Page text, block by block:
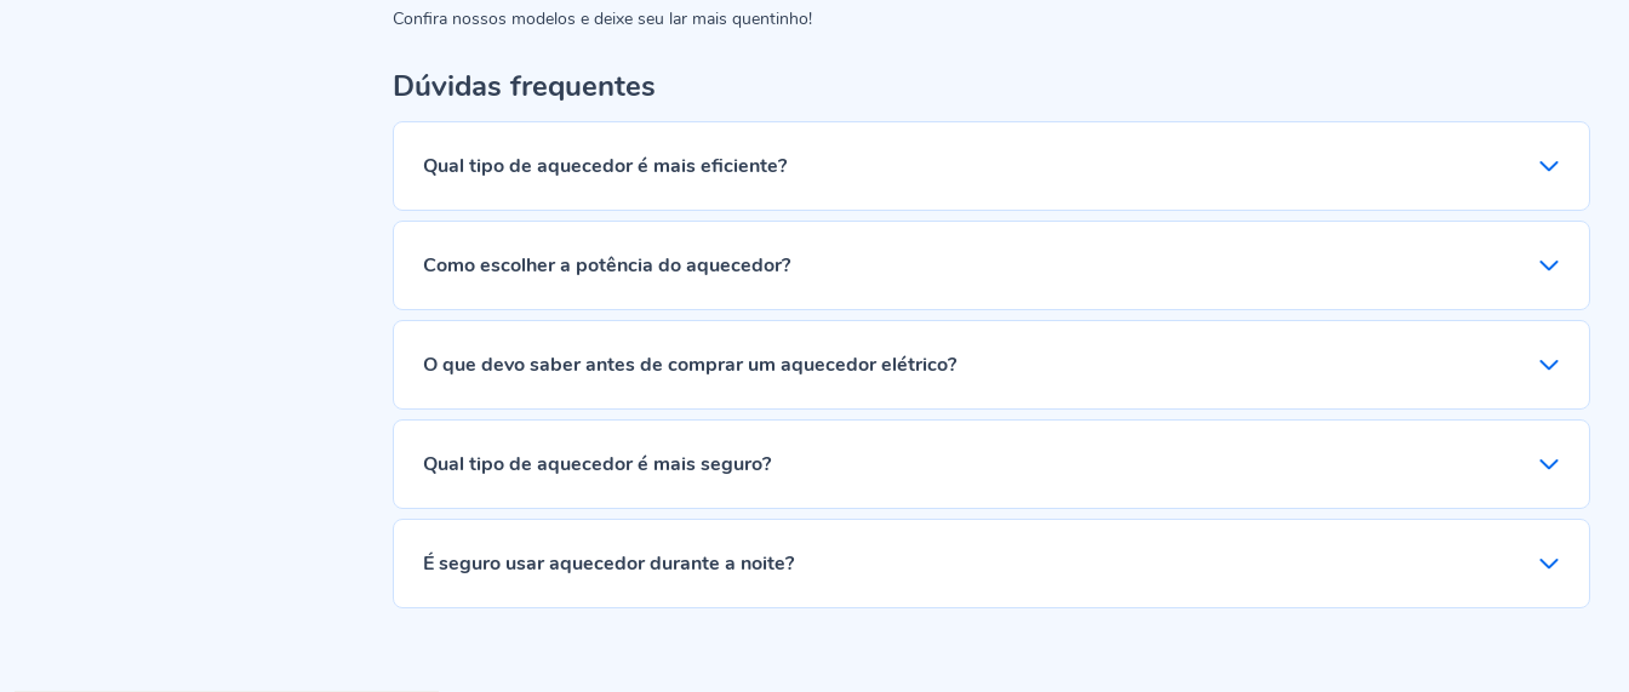
Confira nossos modelos e deixe seu lar mais quentinho!
Dúvidas frequentes
Qual tipo de aquecedor é mais eficiente?
Como escolher a potência do aquecedor?
O que devo saber antes de comprar um aquecedor elétrico?
Qual tipo de aquecedor é mais seguro?
É seguro usar aquecedor durante a noite?